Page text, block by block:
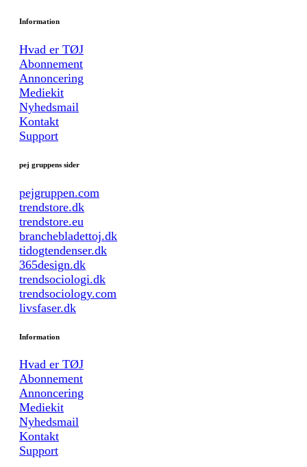
Information
Hvad er TØJ
Abonnement
Annoncering
Mediekit
Nyhedsmail
Kontakt
Support
pej gruppens sider
pejgruppen.com
trendstore.dk
trendstore.eu
branchebladettoj.dk
tidogtendenser.dk
365design.dk
trendsociologi.dk
trendsociology.com
livsfaser.dk
Information
Hvad er TØJ
Abonnement
Annoncering
Mediekit
Nyhedsmail
Kontakt
Support